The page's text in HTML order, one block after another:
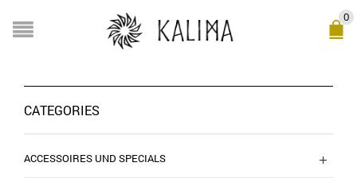
0
CATEGORIES
ACCESSOIRES UND SPECIALS